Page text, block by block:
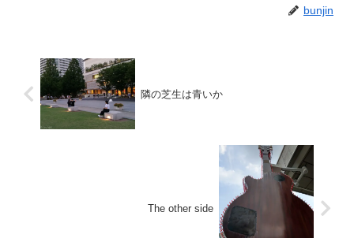
bunjin
隣の芝生は青いか
The other side